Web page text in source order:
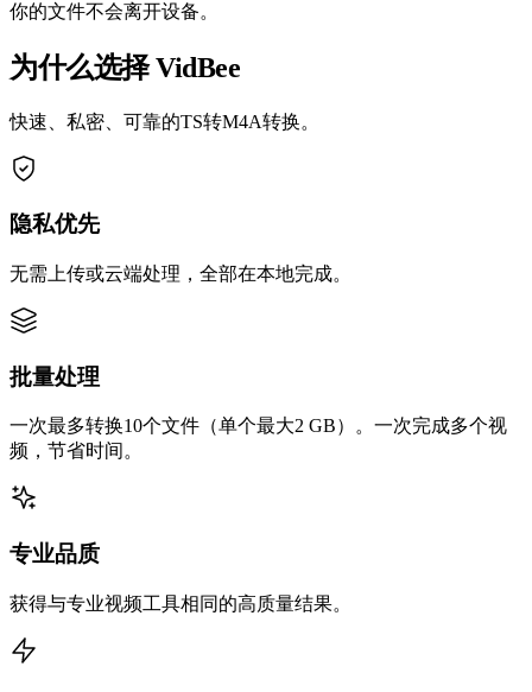
你的文件不会离开设备。
为什么选择 VidBee
快速、私密、可靠的TS转M4A转换。
隐私优先
无需上传或云端处理，全部在本地完成。
批量处理
一次最多转换10个文件（单个最大2 GB）。一次完成多个视
频，节省时间。
专业品质
获得与专业视频工具相同的高质量结果。